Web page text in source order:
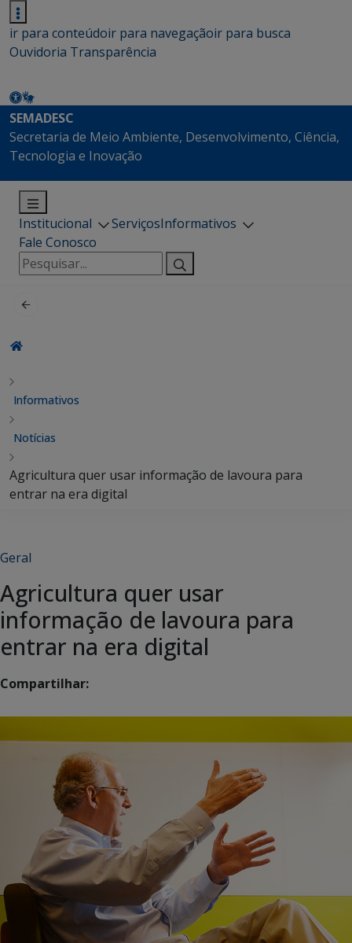
ir para conteúdoir para navegaçãoir para busca
Ouvidoria Transparência
SEMADESC
Secretaria de Meio Ambiente, Desenvolvimento, Ciência,
Tecnologia e Inovação
Institucional ServiçosInformativos
Fale Conosco
Pesquisar
por:
Informativos
Notícias
Agricultura quer usar informação de lavoura para
entrar na era digital
Geral
Agricultura quer usar
informação de lavoura para
entrar na era digital
Compartilhar: